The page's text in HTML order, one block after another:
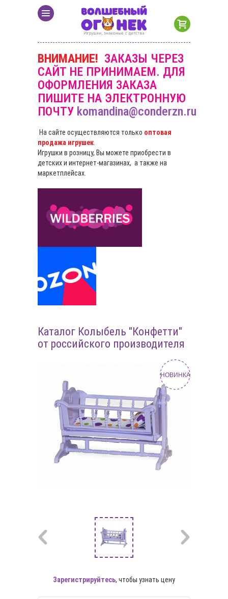
ВНИМАНИЕ! ЗАКАЗЫ ЧЕРЕЗ
САЙТ НЕ ПРИНИМАЕМ. ДЛЯ
ОФОРМЛЕНИЯ ЗАКАЗА
ПИШИТЕ НА ЭЛЕКТРОННУЮ
ПОЧТУ komandina@conderzn.ru
На сайте осуществляются только оптовая
продажа игрушек
Игрушки в розницу, Вы можете приобрести в
детских и интернет-магазинах, а также на
маркетплейсах.
Каталог Колыбель "Конфетти"
от российского производителя
НОВИНКА
Зарегистрируйтесь, чтобы узнать цену